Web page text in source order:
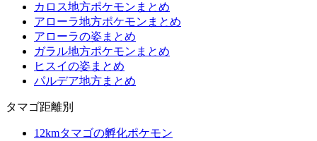
カロス地方ポケモンまとめ
アローラ地方ポケモンまとめ
アローラの姿まとめ
ガラル地方ポケモンまとめ
ヒスイの姿まとめ
パルデア地方まとめ
タマゴ距離別
12kmタマゴの孵化ポケモン